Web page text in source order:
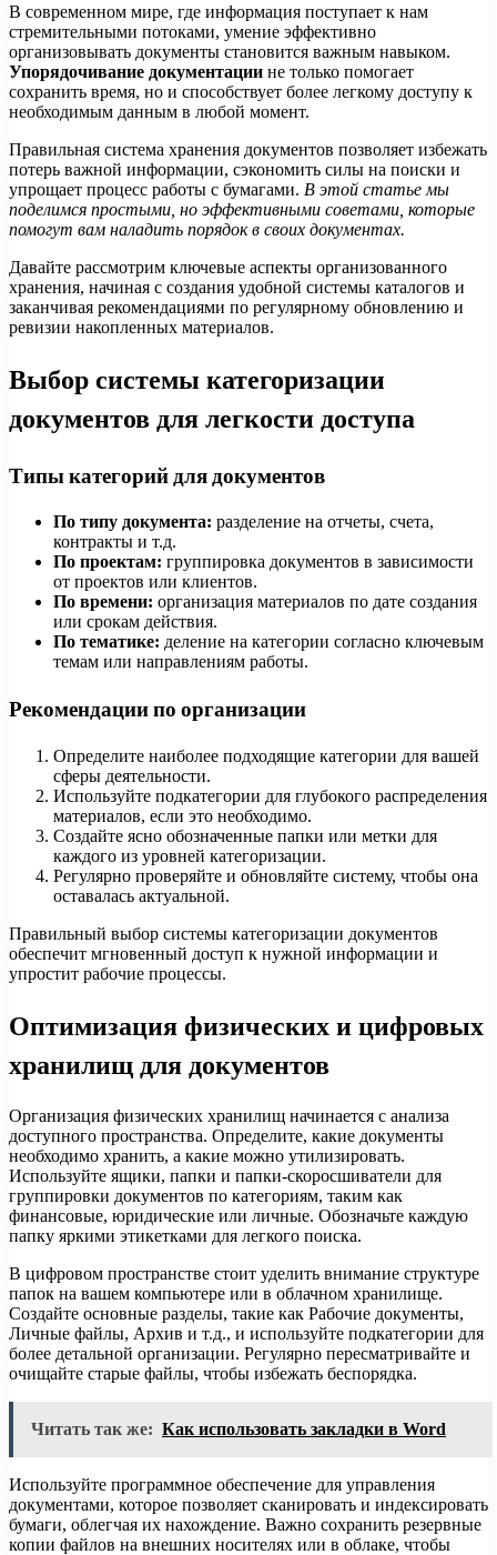
В современном мире, где информация поступает к нам
стремительными потоками, умение эффективно
организовывать документы становится важным навыком.
Упорядочивание документации не только помогает
сохранить время, но и способствует более легкому доступу к
необходимым данным в любой момент.
Правильная система хранения документов позволяет избежать
потерь важной информации, сэкономить силы на поиски и
упрощает процесс работы с бумагами. В этой статье мы
поделимся простыми, но эффективными советами, которые
помогут вам наладить порядок в своих документах.
Давайте рассмотрим ключевые аспекты организованного
хранения, начиная с создания удобной системы каталогов и
заканчивая рекомендациями по регулярному обновлению и
ревизии накопленных материалов.
Выбор системы категоризации
документов для легкости доступа
Типы категорий для документов
По типу документа: разделение на отчеты, счета,
контракты и т.д.
По проектам: группировка документов в зависимости
от проектов или клиентов.
По времени: организация материалов по дате создания
или срокам действия.
По тематике: деление на категории согласно ключевым
темам или направлениям работы.
Рекомендации по организации
Определите наиболее подходящие категории для вашей
сферы деятельности.
Используйте подкатегории для глубокого распределения
материалов, если это необходимо.
Создайте ясно обозначенные папки или метки для
каждого из уровней категоризации.
Регулярно проверяйте и обновляйте систему, чтобы она
оставалась актуальной.
Правильный выбор системы категоризации документов
обеспечит мгновенный доступ к нужной информации и
упростит рабочие процессы.
Оптимизация физических и цифровых
хранилищ для документов
Организация физических хранилищ начинается с анализа
доступного пространства. Определите, какие документы
необходимо хранить, а какие можно утилизировать.
Используйте ящики, папки и папки-скоросшиватели для
группировки документов по категориям, таким как
финансовые, юридические или личные. Обозначьте каждую
папку яркими этикетками для легкого поиска.
В цифровом пространстве стоит уделить внимание структуре
папок на вашем компьютере или в облачном хранилище.
Создайте основные разделы, такие как Рабочие документы,
Личные файлы, Архив и т.д., и используйте подкатегории для
более детальной организации. Регулярно пересматривайте и
очищайте старые файлы, чтобы избежать беспорядка.
Читать так же: Как использовать закладки в Word
Используйте программное обеспечение для управления
документами, которое позволяет сканировать и индексировать
бумаги, облегчая их нахождение. Важно сохранить резервные
копии файлов на внешних носителях или в облаке, чтобы